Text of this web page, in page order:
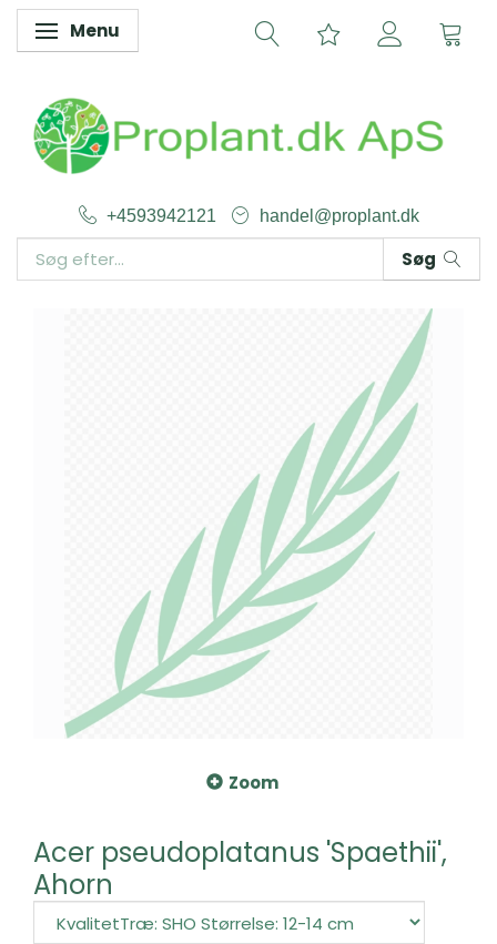
Skifte navigation
Menu
+4593942121 handel@proplant.dk
Søg
Zoom
Acer pseudoplatanus 'Spaethii',
Ahorn